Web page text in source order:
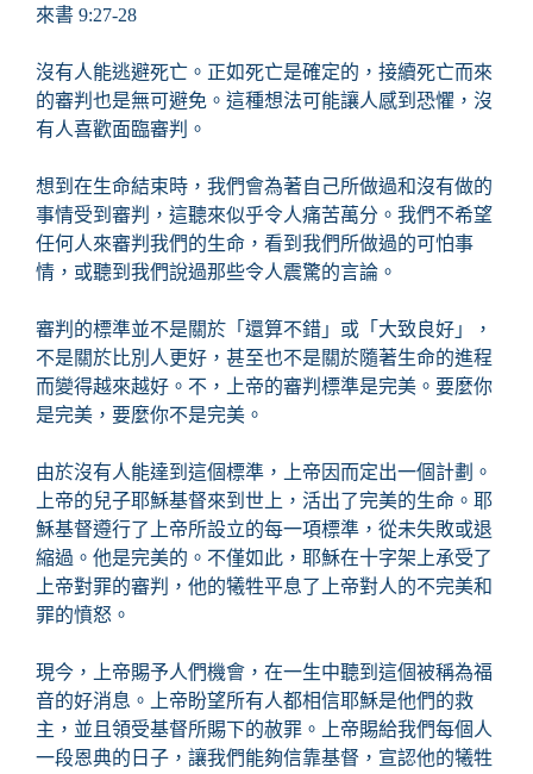
來書 9:27-28
沒有人能逃避死亡。正如死亡是確定的，接續死亡而來
的審判也是無可避免。這種想法可能讓人感到恐懼，沒
有人喜歡面臨審判。
想到在生命結束時，我們會為著自己所做過和沒有做的
事情受到審判，這聽來似乎令人痛苦萬分。我們不希望
任何人來審判我們的生命，看到我們所做過的可怕事
情，或聽到我們說過那些令人震驚的言論。
審判的標準並不是關於「還算不錯」或「大致良好」，
不是關於比別人更好，甚至也不是關於隨著生命的進程
而變得越來越好。不，上帝的審判標準是完美。要麼你
是完美，要麼你不是完美。
由於沒有人能達到這個標準，上帝因而定出一個計劃。
上帝的兒子耶穌基督來到世上，活出了完美的生命。耶
穌基督遵行了上帝所設立的每一項標準，從未失敗或退
縮過。他是完美的。不僅如此，耶穌在十字架上承受了
上帝對罪的審判，他的犧牲平息了上帝對人的不完美和
罪的憤怒。
現今，上帝賜予人們機會，在一生中聽到這個被稱為福
音的好消息。上帝盼望所有人都相信耶穌是他們的救
主，並且領受基督所賜下的赦罪。上帝賜給我們每個人
一段恩典的日子，讓我們能夠信靠基督，宣認他的犧牲